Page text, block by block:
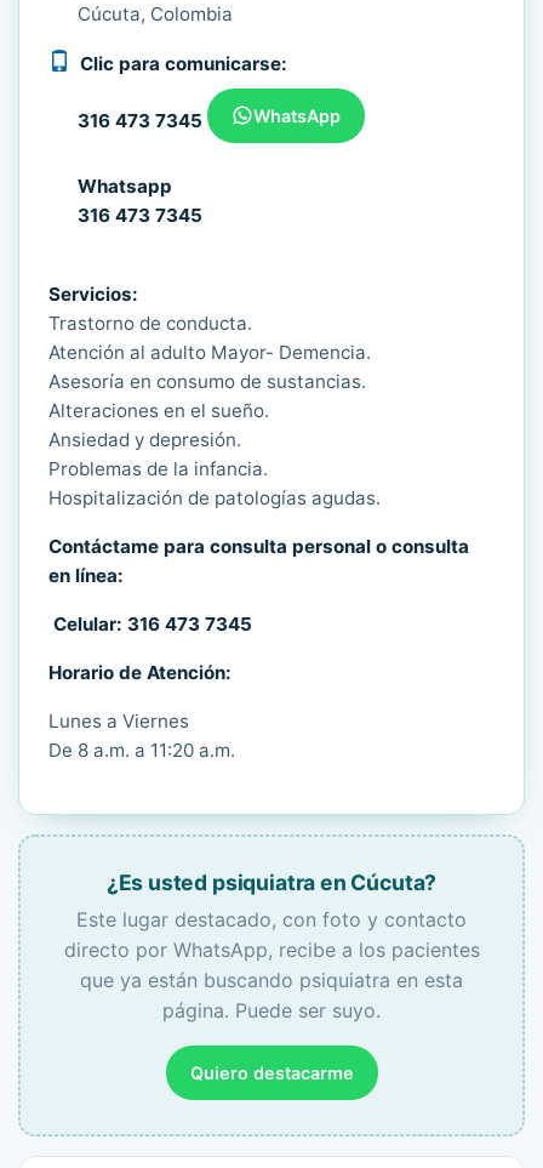
Cúcuta, Colombia
Clic para comunicarse:
316 473 7345 WhatsApp
Whatsapp
316 473 7345
Servicios:
Trastorno de conducta.
Atención al adulto Mayor- Demencia.
Asesoría en consumo de sustancias.
Alteraciones en el sueño.
Ansiedad y depresión.
Problemas de la infancia.
Hospitalización de patologías agudas.
Contáctame para consulta personal o consulta
en línea:
Celular: 316 473 7345
Horario de Atención:
Lunes a Viernes
De 8 a.m. a 11:20 a.m.
¿Es usted psiquiatra en Cúcuta?
Este lugar destacado, con foto y contacto
directo por WhatsApp, recibe a los pacientes
que ya están buscando psiquiatra en esta
página. Puede ser suyo.
Quiero destacarme